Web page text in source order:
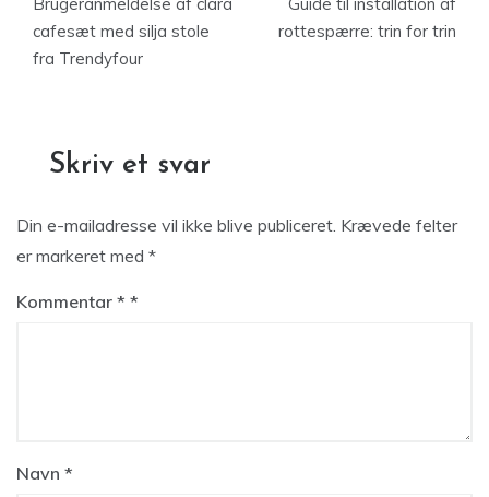
cafesæt med silja stole
fra Trendyfour
rottespærre: trin for trin
Skriv et svar
Din e-mailadresse vil ikke blive publiceret. Krævede felter
er markeret med *
Kommentar *
Navn *